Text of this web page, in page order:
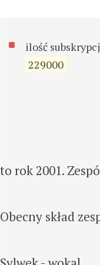
ilość
229000
to rok 2001.
Obecny skład